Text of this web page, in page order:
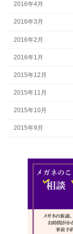
2016年4月
2016年3月
2016年2月
2016年1月
2015年12月
2015年11月
2015年10月
2015年9月